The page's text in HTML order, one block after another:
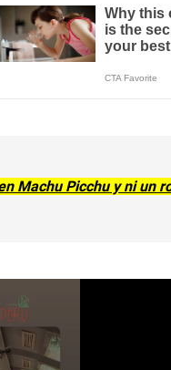
Machu Picchu y ni un